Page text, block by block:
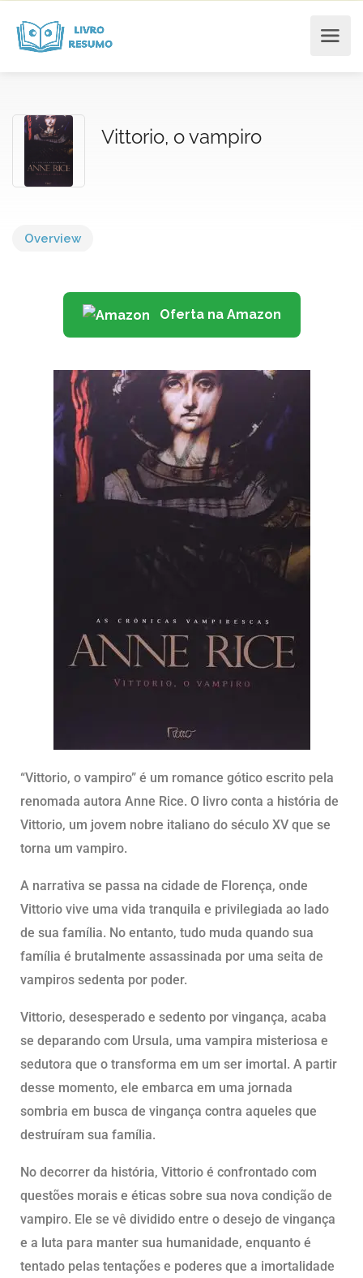
Vittorio, o vampiro
Overview
Oferta na Amazon
“Vittorio, o vampiro” é um romance gótico escrito pela
renomada autora Anne Rice. O livro conta a história de
Vittorio, um jovem nobre italiano do século XV que se
torna um vampiro.
A narrativa se passa na cidade de Florença, onde
Vittorio vive uma vida tranquila e privilegiada ao lado
de sua família. No entanto, tudo muda quando sua
família é brutalmente assassinada por uma seita de
vampiros sedenta por poder.
Vittorio, desesperado e sedento por vingança, acaba
se deparando com Ursula, uma vampira misteriosa e
sedutora que o transforma em um ser imortal. A partir
desse momento, ele embarca em uma jornada
sombria em busca de vingança contra aqueles que
destruíram sua família.
No decorrer da história, Vittorio é confrontado com
questões morais e éticas sobre sua nova condição de
vampiro. Ele se vê dividido entre o desejo de vingança
e a luta para manter sua humanidade, enquanto é
tentado pelas tentações e poderes que a imortalidade